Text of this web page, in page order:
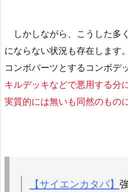
しかしながら、こうした多
にならない状況も存在します
コンボパーツとするコンボデ
キルデッキなどで悪用する分
実質的には無いも同然のもの
【サイエンカタパ】